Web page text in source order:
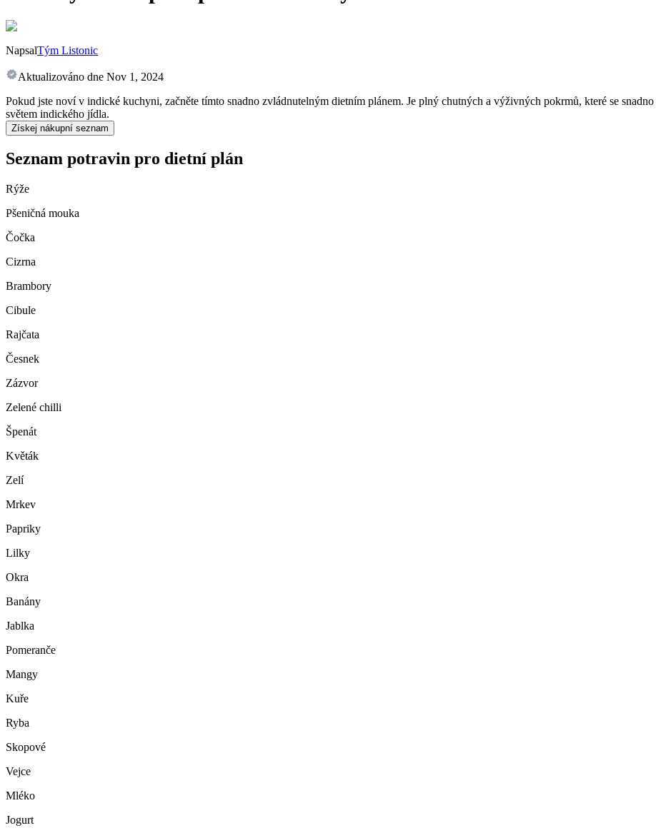
NapsalTým Listonic
Aktualizováno dne Nov 1, 2024
Pokud jste noví v indické kuchyni, začněte tímto snadno zvládnutelným dietním plánem. Je plný chutných a výživných pokrmů, které se
světem indického jídla.
Získej nákupní seznam
Seznam potravin pro dietní plán
Rýže
Pšeničná mouka
Čočka
Cizrna
Brambory
Cibule
Rajčata
Česnek
Zázvor
Zelené chilli
Špenát
Květák
Zelí
Mrkev
Papriky
Lilky
Okra
Banány
Jablka
Pomeranče
Mangy
Kuře
Ryba
Skopové
Vejce
Mléko
Jogurt